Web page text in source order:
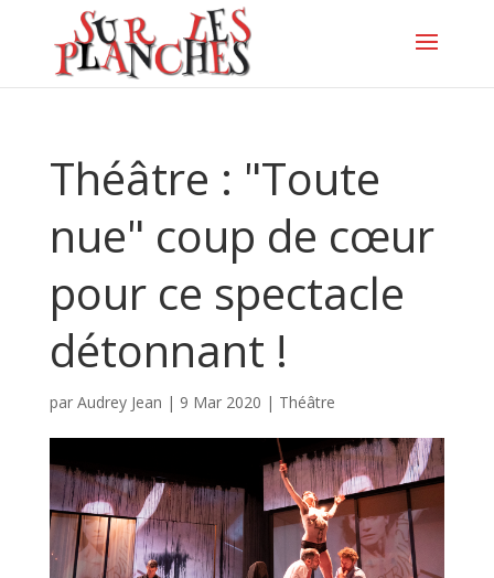
Théâtre : "Toute
nue" coup de cœur
pour ce spectacle
détonnant !
par Audrey Jean | 9 Mar 2020 | Théâtre